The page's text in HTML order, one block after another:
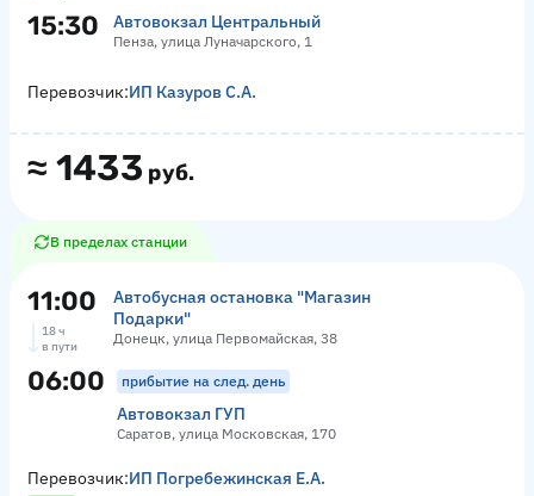
15:30 Автовокзал Центральный
Пенза, улица Луначарского, 1
≈ 1433 руб.
Перевозчик:ИП Казуров С.А.
В пределах станции
11:00
Автобусная остановка "Магазин
Подарки"
Донецк, улица Первомайская, 38
18 ч
в пути
06:00 прибытие на след. день
Автовокзал ГУП
Саратов, улица Московская, 170
Перевозчик:ИП Погребежинская Е.А.